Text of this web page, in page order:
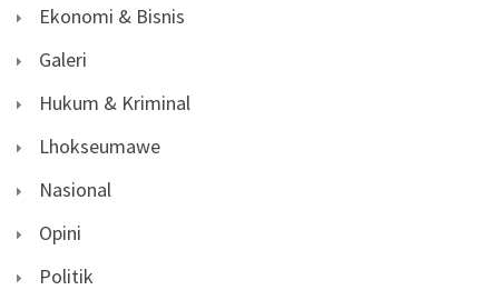
Ekonomi & Bisnis
Galeri
Hukum & Kriminal
Lhokseumawe
Nasional
Opini
Politik